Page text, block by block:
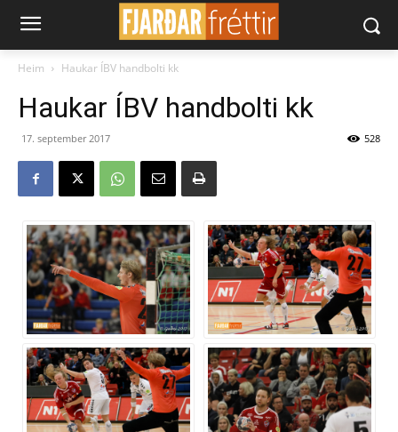
Heim Haukar ÍBV handbolti kk
Haukar ÍBV handbolti kk
17. september 2017 528